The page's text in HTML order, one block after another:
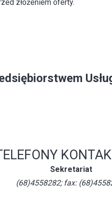
złożeniem oferty.
Sekretariat
(68)4558282; fax: